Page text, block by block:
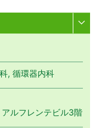
, 循環器内科
ルフレンテビル3階